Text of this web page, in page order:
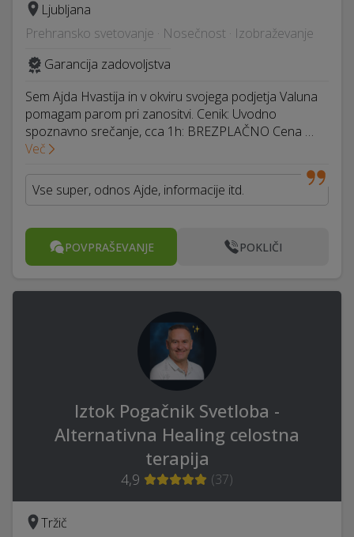
Ljubljana
Prehransko svetovanje · Nosečnost · Izobraževanje
Garancija zadovoljstva
Sem Ajda Hvastija in v okviru svojega podjetja Valuna
pomagam parom pri zanositvi. Cenik: Uvodno
spoznavno srečanje, cca 1h: BREZPLAČNO Cena …
Več
Vse super, odnos Ajde, informacije itd.
POVPRAŠEVANJE POKLIČI
Iztok Pogačnik Svetloba -
Alternativna Healing celostna
terapija
4,9 (37)
Tržič